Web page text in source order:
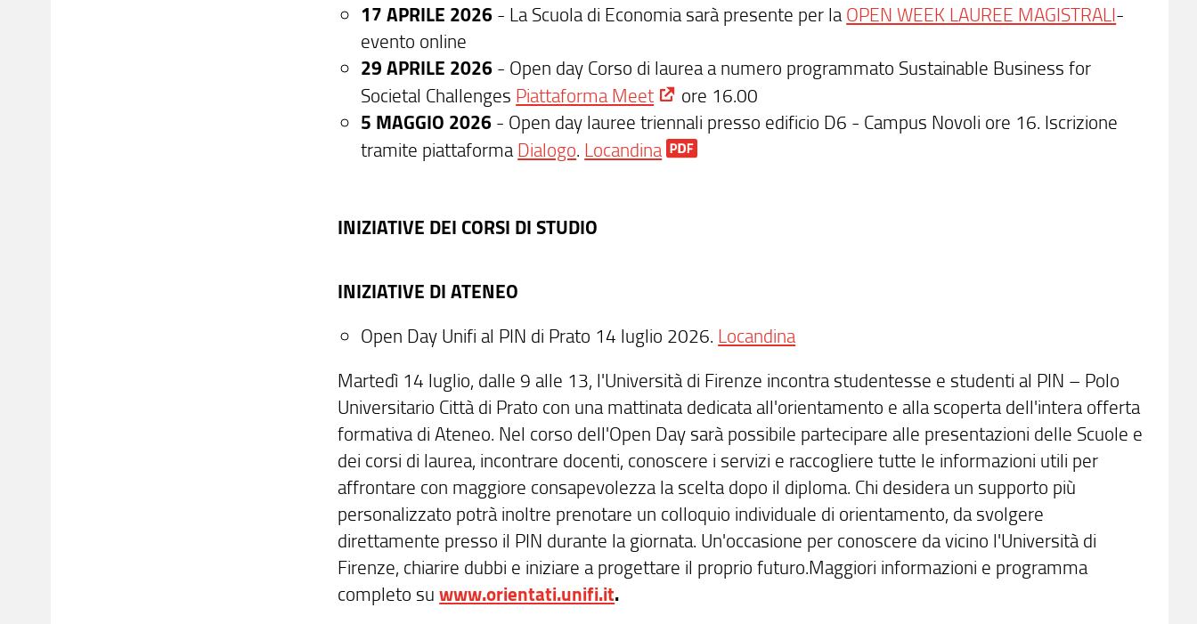
17 APRILE 2026 - La Scuola di Economia sarà presente per laOPEN WEEK LAUREE MAGISTRALI-
evento online
29 APRILE 2026 - Open day Corso di laurea a numero programmato Sustainable Business for
Societal Challenges Piattaforma Meet ore 16.00
5 MAGGIO 2026 - Open day lauree triennali presso edificio D6 - Campus Novoli ore 16. Iscrizione
tramite piattaformaDialogo. Locandina
INIZIATIVE DEI CORSI DI STUDIO
INIZIATIVE DI ATENEO
Open Day Unifi al PIN di Prato 14 luglio 2026. Locandina
Martedì 14 luglio, dalle 9 alle 13, l'Università di Firenze incontra studentesse e studenti al PIN – Polo
Universitario Città di Prato con una mattinata dedicata all'orientamento e alla scoperta dell'intera offerta
formativa di Ateneo. Nel corso dell'Open Day sarà possibile partecipare alle presentazioni delle Scuole e
dei corsi di laurea, incontrare docenti, conoscere i servizi e raccogliere tutte le informazioni utili per
affrontare con maggiore consapevolezza la scelta dopo il diploma. Chi desidera un supporto più
personalizzato potrà inoltre prenotare un colloquio individuale di orientamento, da svolgere
direttamente presso il PIN durante la giornata. Un'occasione per conoscere da vicino l'Università di
Firenze, chiarire dubbi e iniziare a progettare il proprio futuro.Maggiori informazioni e programma
completo suwww.orientati.unifi.it.